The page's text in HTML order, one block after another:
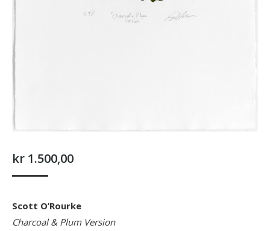
kr 1.500,00
Scott O’Rourke
Charcoal & Plum Version